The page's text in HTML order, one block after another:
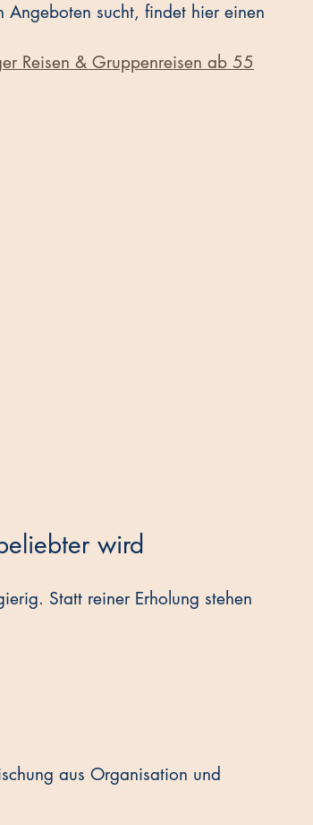
Angeboten sucht, findet hier einen
Reisen & Gruppenreisen ab 55
wird
Statt reiner Erholung stehen
aus Organisation und